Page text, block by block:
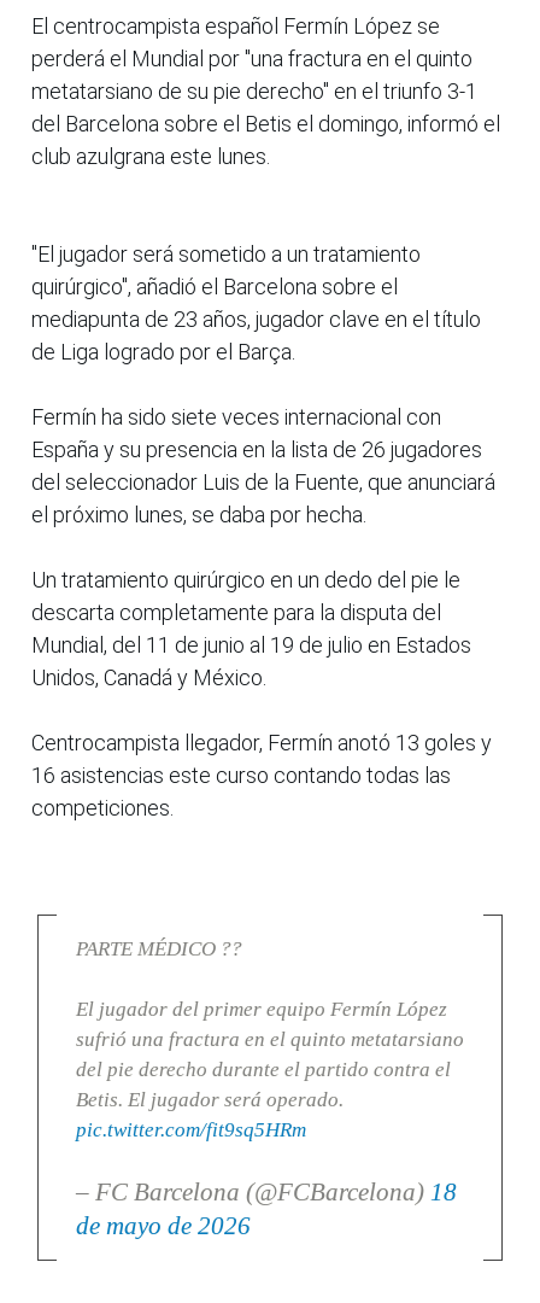
El centrocampista español Fermín López se
perderá el Mundial por "una fractura en el quinto
metatarsiano de su pie derecho" en el triunfo 3-1
del Barcelona sobre el Betis el domingo, informó el
club azulgrana este lunes.
"El jugador será sometido a un tratamiento
quirúrgico", añadió el Barcelona sobre el
mediapunta de 23 años, jugador clave en el título
de Liga logrado por el Barça.
Fermín ha sido siete veces internacional con
España y su presencia en la lista de 26 jugadores
del seleccionador Luis de la Fuente, que anunciará
el próximo lunes, se daba por hecha.
Un tratamiento quirúrgico en un dedo del pie le
descarta completamente para la disputa del
Mundial, del 11 de junio al 19 de julio en Estados
Unidos, Canadá y México.
Centrocampista llegador, Fermín anotó 13 goles y
16 asistencias este curso contando todas las
competiciones.
PARTE MÉDICO ??
El jugador del primer equipo Fermín López
sufrió una fractura en el quinto metatarsiano
del pie derecho durante el partido contra el
Betis. El jugador será operado.
pic.twitter.com/fit9sq5HRm
– FC Barcelona (@FCBarcelona) 18
de mayo de 2026